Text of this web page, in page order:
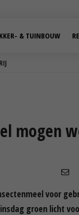
& TUINBOUW
mogen
voor
groen licht